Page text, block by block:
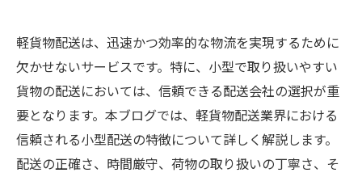
軽貨物配送は、迅速かつ効率的な物流を実現するために
欠かせないサービスです。特に、小型で取り扱いやすい
貨物の配送においては、信頼できる配送会社の選択が重
要となります。本ブログでは、軽貨物配送業界における
信頼される小型配送の特徴について詳しく解説します。
配送の正確さ、時間厳守、荷物の取り扱いの丁寧さ、そ